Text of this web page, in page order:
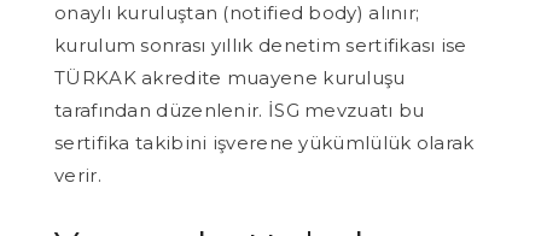
onaylı kuruluştan (notified body) alınır;
kurulum sonrası yıllık denetim sertifikası ise
TÜRKAK akredite muayene kuruluşu
tarafından düzenlenir. İSG mevzuatı bu
sertifika takibini işverene yükümlülük olarak
verir.